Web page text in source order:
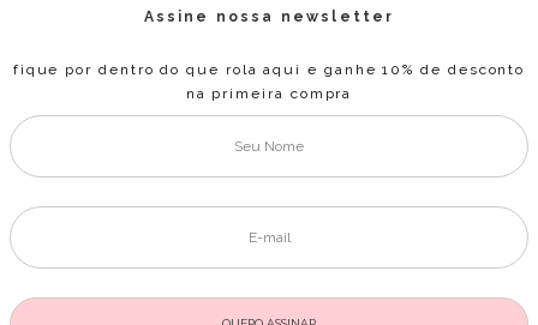
Assine nossa newsletter
fique por dentro do que rola aqui e ganhe 10% de desconto
na primeira compra